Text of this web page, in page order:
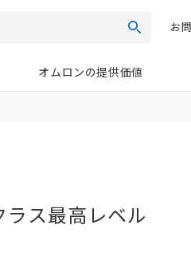
検索お
オムロンの提供価値
ス最高レベル